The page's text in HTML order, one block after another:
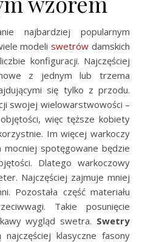
najbardziej popularnym
modeliswetrów damskich
konfiguracji. Najczęściej
z jednym lub trzema
się tylko z przodu.
swojej wielowarstwowości –
więc tęższe kobiety
Im więcej warkoczy
spotęgowane będzie
Dlatego warkoczowy
Najczęściej zajmuje mniej
Pozostała część materiału
Takie posunięcie
wygląd swetra. Swetry
najczęściej klasyczne fasony